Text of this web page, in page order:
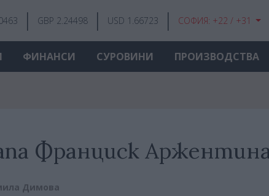
GBP 2.24498 USD 1.66723 СОФИЯ: +22 / +31
ФИНАНСИ СУРОВИНИ ПРОИЗВОДСТВА
Франциск
Димова